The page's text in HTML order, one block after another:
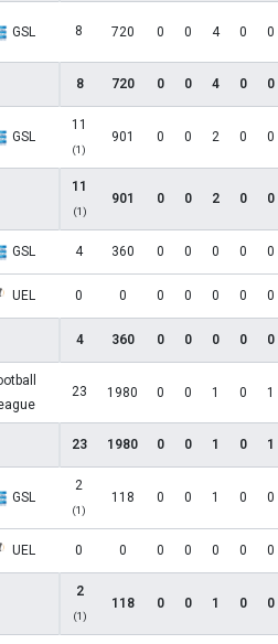
GSL 8 720 0 0 4 0 0
8 720 0 0 4 0 0
GSL
11
(1)
901 0 0 2 0 0
11
(1)
901 0 0 2 0 0
GSL 4 360 0 0 0 0 0
UEL 0 0 0 0 0 0 0
4 360 0 0 0 0 0
23 1980 0 0 1 0 1
23 1980 0 0 1 0 1
GSL
2
(1)
118 0 0 1 0 0
UEL 0 0 0 0 0 0 0
2
(1)
118 0 0 1 0 0